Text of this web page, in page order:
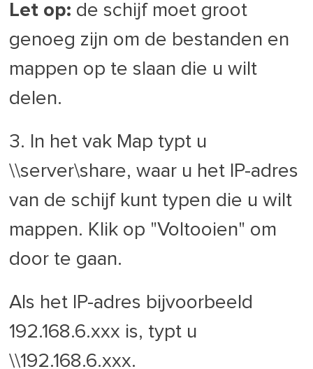
Let op: de schijf moet groot
genoeg zijn om de bestanden en
mappen op te slaan die u wilt
delen.
3. In het vak Map typt u
\\server\share, waar u het IP-adres
van de schijf kunt typen die u wilt
mappen. Klik op "Voltooien" om
door te gaan.
Als het IP-adres bijvoorbeeld
192.168.6.xxx is, typt u
\\192.168.6.xxx.